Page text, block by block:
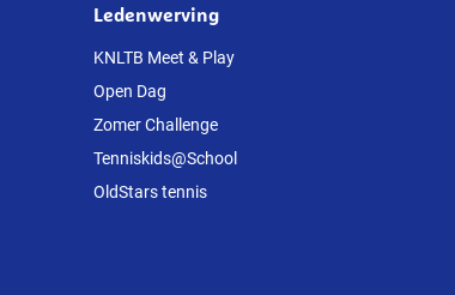
Over
deze
website
Ledenwerving
KNLTB Meet & Play
Open Dag
Zomer Challenge
Tenniskids@School
OldStars tennis